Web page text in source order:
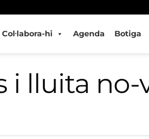
Col·labora-hi Agenda Botiga
i lluita no-